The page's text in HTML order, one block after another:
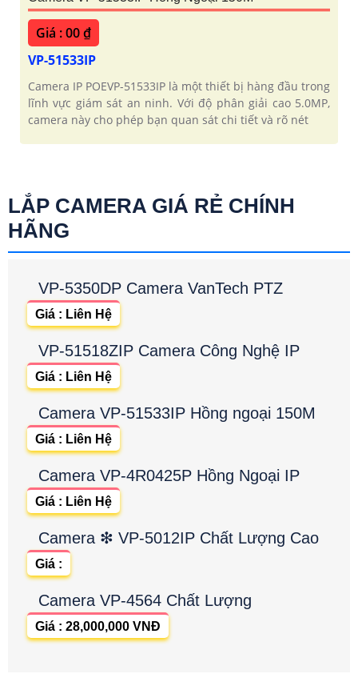
Giá : 00 ₫
VP-51533IP
Camera IP POEVP-51533IP là một thiết bị hàng đầu trong
lĩnh vực giám sát an ninh. Với độ phân giải cao 5.0MP,
camera này cho phép bạn quan sát chi tiết và rõ nét
LẮP CAMERA GIÁ RẺ CHÍNH
HÃNG
VP-5350DP Camera VanTech PTZ
Giá : Liên Hệ
VP-51518ZIP Camera Công Nghệ IP
Giá : Liên Hệ
Camera VP-51533IP Hồng ngoại 150M
Giá : Liên Hệ
Camera VP-4R0425P Hồng Ngoại IP
Giá : Liên Hệ
Camera ❇ VP-5012IP Chất Lượng Cao
Giá :
Camera VP-4564 Chất Lượng
Giá : 28,000,000 VNĐ